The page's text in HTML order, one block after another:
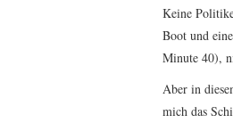
Keine
Boot und
Minute 40),
Aber in
mich das